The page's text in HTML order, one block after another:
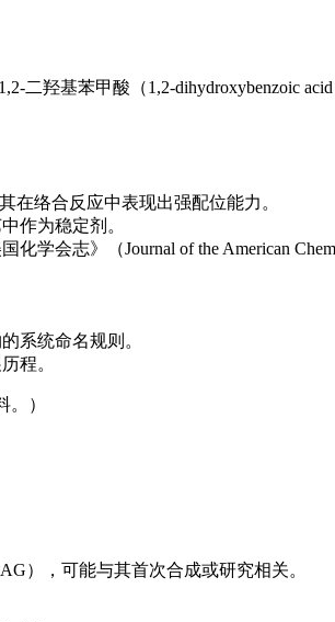
羟基苯甲酸（1,2-dihydroxybenzoic
在络合反应中表现出强配位能力。
作为稳定剂。
学会志》（Journal of the American
系统命名规则。
程。
）
），可能与其首次合成或研究相关。